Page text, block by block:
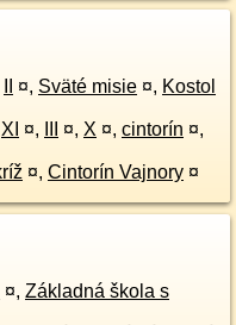
¤, Sväté misie ¤, Kostol
XI ¤, ¤, X ¤, cintorín ¤,
¤, Cintorín Vajnory ¤
¤, Základná škola s